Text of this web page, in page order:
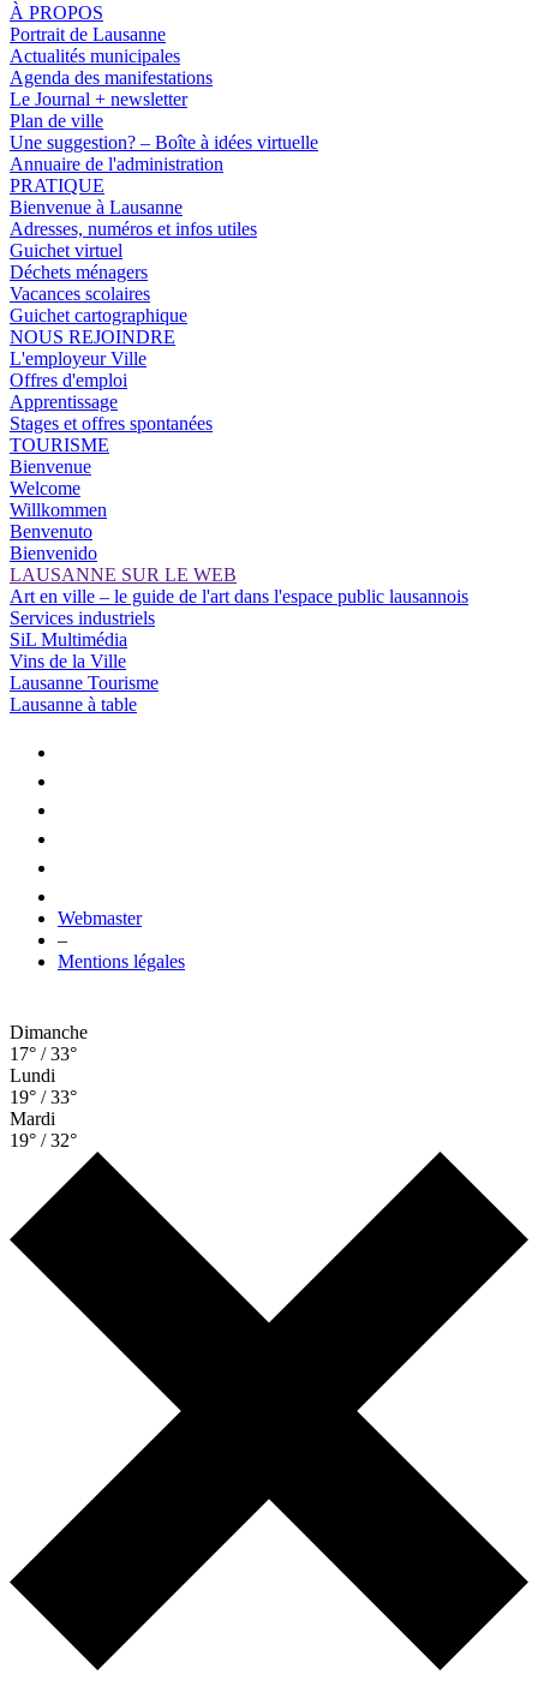
À PROPOS
Portrait de Lausanne
Actualités municipales
Agenda des manifestations
Le Journal + newsletter
Plan de ville
Une suggestion? – Boîte à idées virtuelle
Annuaire de l'administration
PRATIQUE
Bienvenue à Lausanne
Adresses, numéros et infos utiles
Guichet virtuel
Déchets ménagers
Vacances scolaires
Guichet cartographique
NOUS REJOINDRE
L'employeur Ville
Offres d'emploi
Apprentissage
Stages et offres spontanées
TOURISME
Bienvenue
Welcome
Willkommen
Benvenuto
Bienvenido
LAUSANNE SUR LE WEB
Art en ville – le guide de l'art dans l'espace public lausannois
Services industriels
SiL Multimédia
Vins de la Ville
Lausanne Tourisme
Lausanne à table
Webmaster
–
Mentions légales
Dimanche
17° / 33°
Lundi
19° / 33°
Mardi
19° / 32°